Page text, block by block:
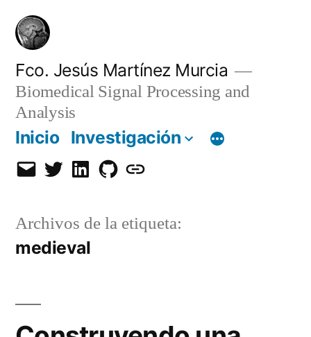
Saltar
contenido
Fco. Jesús Martínez Murcia
Biomedical Signal Processing and
Analysis
Inicio Investigación
EmailTwitterLinkedInGitHub
Orcid
Archivos de la etiqueta:
medieval